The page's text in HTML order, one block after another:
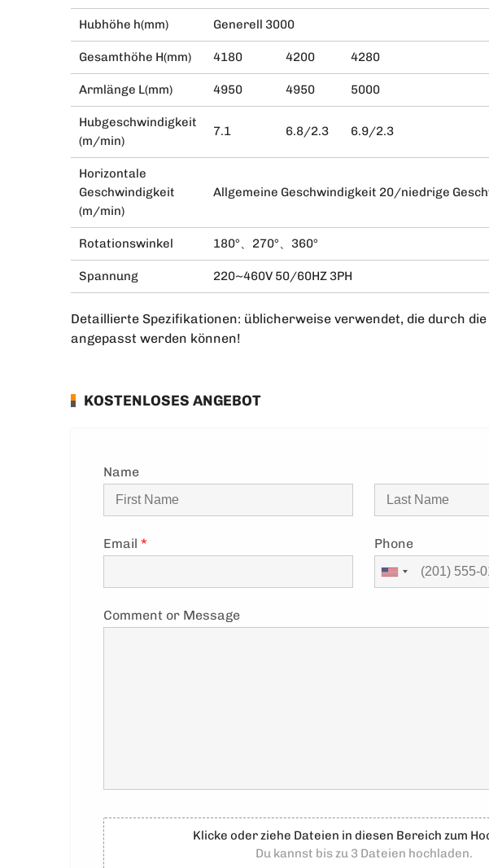
Hubhöhe h(mm) Generell 3000
Gesamthöhe H(mm) 4180 4200 4280
Armlänge L(mm) 4950 4950 5000
Hubgeschwindigkeit
(m/min)
7.1 6.8/2.3 6.9/2.3
Horizontale
Geschwindigkeit
(m/min)
Allgemeine Geschwindigkeit 20/niedrige
Rotationswinkel 180°、270°、360°
Spannung 220~460V 50/60HZ 3PH
Detaillierte Spezifikationen: üblicherweise verwendet, die durch
angepasst werden können!
KOSTENLOSES ANGEBOT
Name
Email * Phone
Comment or Message
Klicke oder ziehe Dateien in diesen Bereich zum
Du kannst bis zu 3 Dateien hochladen.